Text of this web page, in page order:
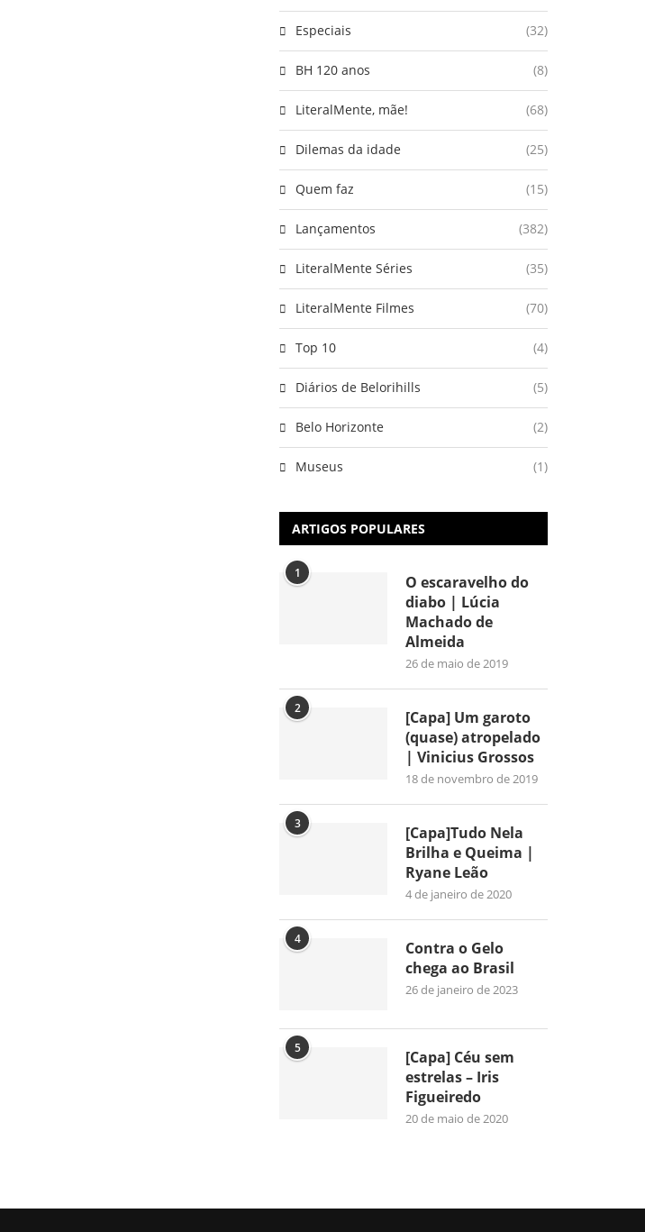
Especiais (32)
BH 120 anos (8)
LiteralMente, mãe! (68)
Dilemas da idade (25)
Quem faz (15)
Lançamentos (382)
LiteralMente Séries (35)
LiteralMente Filmes (70)
Top 10 (4)
Diários de Belorihills (5)
Belo Horizonte (2)
Museus (1)
ARTIGOS POPULARES
1
O escaravelho do
diabo | Lúcia
Machado de
Almeida
26 de maio de 2019
2
[Capa] Um garoto
(quase) atropelado
| Vinicius Grossos
18 de novembro de 2019
3
[Capa]Tudo Nela
Brilha e Queima |
Ryane Leão
4 de janeiro de 2020
4
Contra o Gelo
chega ao Brasil
26 de janeiro de 2023
5
[Capa] Céu sem
estrelas – Iris
Figueiredo
20 de maio de 2020